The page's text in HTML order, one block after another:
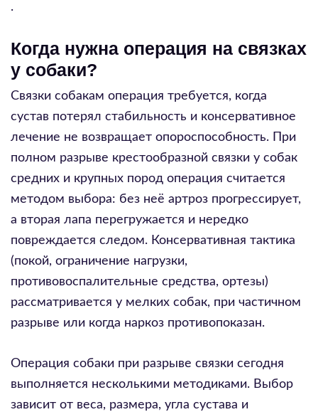
.
Когда нужна операция на связках
у собаки?
Связки собакам операция требуется, когда
сустав потерял стабильность и консервативное
лечение не возвращает опороспособность. При
полном разрыве крестообразной связки у собак
средних и крупных пород операция считается
методом выбора: без неё артроз прогрессирует,
а вторая лапа перегружается и нередко
повреждается следом. Консервативная тактика
(покой, ограничение нагрузки,
противовоспалительные средства, ортезы)
рассматривается у мелких собак, при частичном
разрыве или когда наркоз противопоказан.
Операция собаки при разрыве связки сегодня
выполняется несколькими методиками. Выбор
зависит от веса, размера, угла сустава и